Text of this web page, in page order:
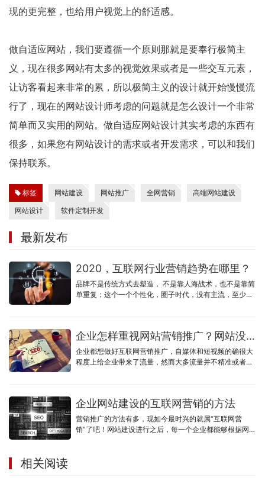
现的更完整，也给用户视觉上的舒适感。
做自适应网站，我们要遵循一个原则那就是要奉行极简主
义，现在很多网站有太多的视觉效果或者是一些交互元素，
让访客看起来非常的累，所以极简主义的设计就开始慢慢流
行了，现在的网站设计师考虑的问题就是怎么设计一个非常
简单而又实用的网站。做自适应网站设计其实考虑的东西有
很多，如果您有网站设计的需求或者开发需求，可以和我们
保持联系。
标签 网站建设 网站推广 全网营销
高端网站建设
网站设计
软件定制开发
最新发布
2020，互联网行业营销趋势在哪里？
品牌不是传统方式去塑造， 不是靠人海战术，也不是靠简
单重复；这个一个个性化，圈子时代，没有主流，至少刚
企业怎样重视网站营销推广？网站没有流量怎么办？
企业都想做好互联网营销推广，自媒体和短视频的确很大
程度上给企业带来了流量，然而大多流量并不精准或者流
企业网站建设的互联网营销的方法
营销推广的方法有多，现如今最时兴的就属“互联网营
销”了吧！网站建设进行之后，每一个企业都能够根据网址
相关阅读